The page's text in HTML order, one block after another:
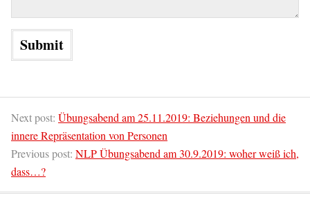
Next post: Übungsabend am 25.11.2019: Beziehungen und die
innere Repräsentation von Personen
Previous post: NLP Übungsabend am 30.9.2019: woher weiß ich,
dass…?